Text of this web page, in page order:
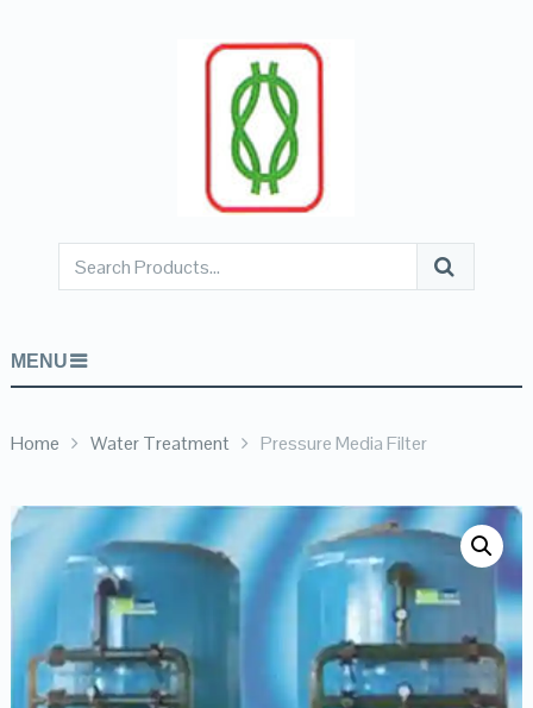
MENU
Home Water Treatment Pressure Media Filter